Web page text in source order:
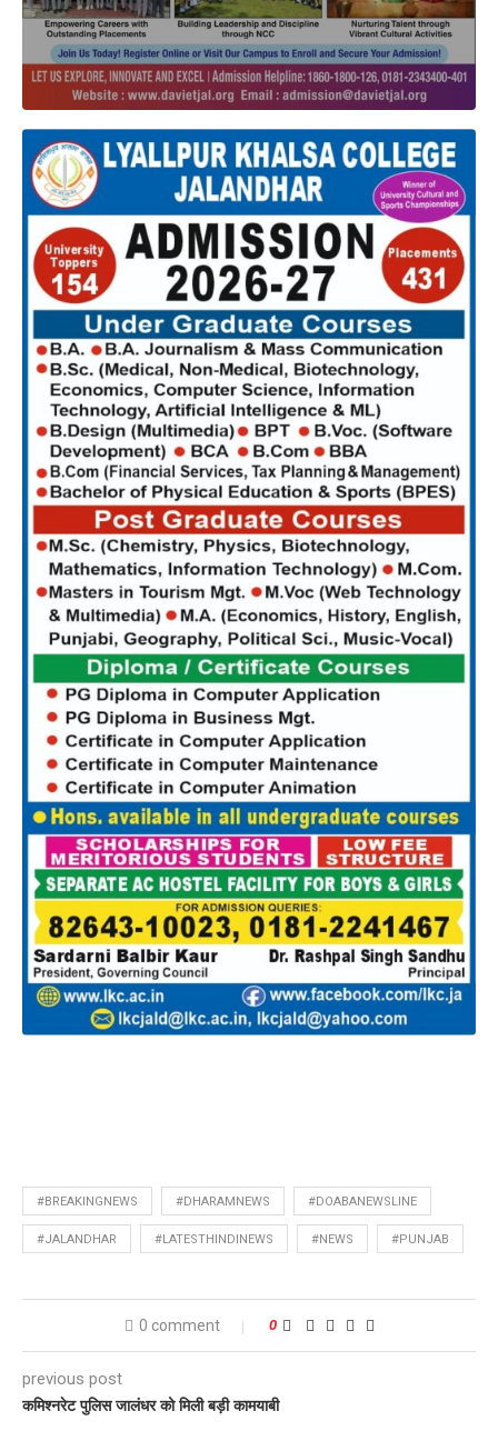
#BREAKINGNEWS #DHARAMNEWS #DOABANEWSLINE
#JALANDHAR #LATESTHINDINEWS #NEWS #PUNJAB
0 comment 0
previous post
कमिश्नरेट पुलिस जालंधर को मिली बड़ी कामयाबी